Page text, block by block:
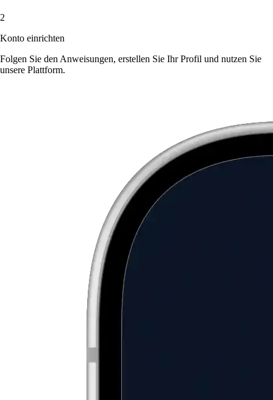
2
Konto einrichten
Folgen Sie den Anweisungen, erstellen Sie Ihr Profil und nutzen Sie
unsere Plattform.